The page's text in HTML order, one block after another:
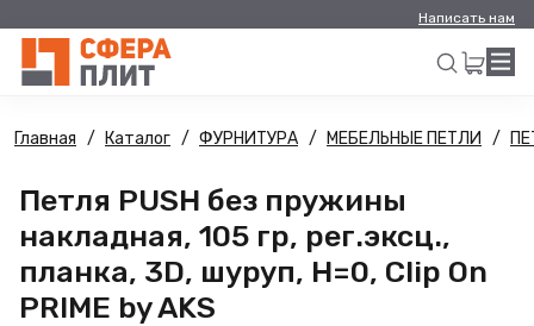
Написать нам
Искать
Главная Каталог ФУРНИТУРА МЕБЕЛЬНЫЕ ПЕТЛИ
Петля PUSH без пружины
накладная, 105 гр, рег.эксц.,
планка, 3D, шуруп, H=0, Clip On
PRIME by AKS